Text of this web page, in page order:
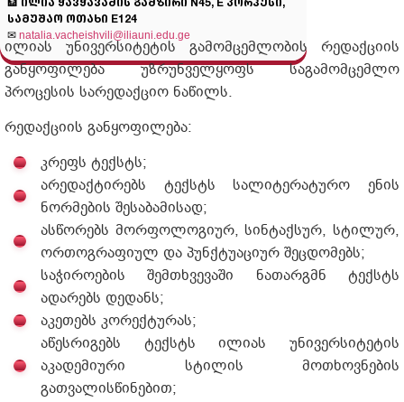
სამუშაო ოთახი E124
✉ natalia.vacheishvili@iliauni.edu.ge
ილიას უნივერსიტეტის გამომცემლობის რედაქციის
განყოფილება უზრუნველყოფს საგამომცემლო
პროცესის სარედაქციო ნაწილს.
რედაქციის განყოფილება:
კრეფს ტექსტს;
არედაქტირებს ტექსტს სალიტერატურო ენის
ნორმების შესაბამისად;
ასწორებს მორფოლოგიურ, სინტაქსურ, სტილურ,
ორთოგრაფიულ და პუნქტუაციურ შეცდომებს;
საჭიროების შემთხვევაში ნათარგმნ ტექსტს
ადარებს დედანს;
აკეთებს კორექტურას;
აწესრიგებს ტექსტს ილიას უნივერსიტეტის
აკადემიური სტილის მოთხოვნების
გათვალისწინებით;